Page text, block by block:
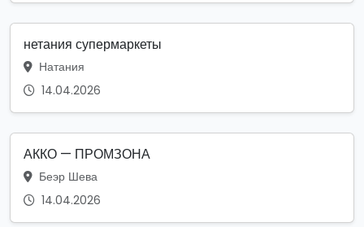
нетания супермаркеты
Натания
14.04.2026
АККО — ПРОМЗОНА
Беэр Шева
14.04.2026